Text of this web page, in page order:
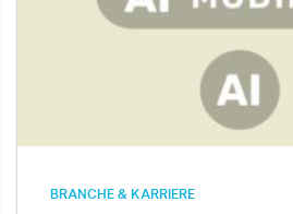
BRANCHE & KARRIERE